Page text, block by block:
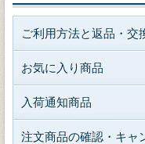
ご利用方法と返品・交
お気に入り商品
入荷通知商品
注文商品の確認・キャ